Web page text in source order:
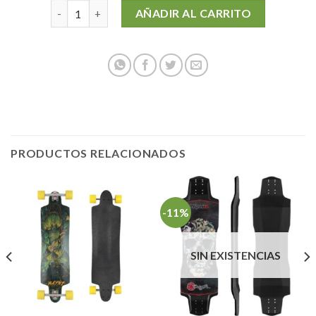
NOSEGUARD UNIVERSAL CORTO cantidad
AÑADIR AL CARRITO
PRODUCTOS RELACIONADOS
-11%
SIN EXISTENCIAS